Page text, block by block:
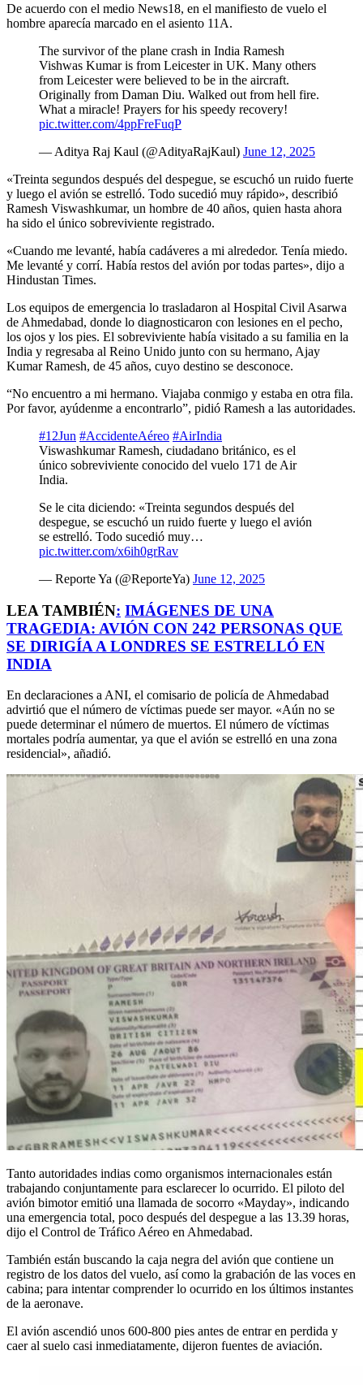
De acuerdo con el medio News18, en el manifiesto de vuelo el
hombre aparecía marcado en el asiento 11A.
The survivor of the plane crash in India Ramesh
Vishwas Kumar is from Leicester in UK. Many others
from Leicester were believed to be in the aircraft.
Originally from Daman Diu. Walked out from hell fire.
What a miracle! Prayers for his speedy recovery!
pic.twitter.com/4ppFreFuqP
— Aditya Raj Kaul (@AdityaRajKaul) June 12, 2025
«Treinta segundos después del despegue, se escuchó un ruido fuerte
y luego el avión se estrelló. Todo sucedió muy rápido», describió
Ramesh Viswashkumar, un hombre de 40 años, quien hasta ahora
ha sido el único sobreviviente registrado.
«Cuando me levanté, había cadáveres a mi alrededor. Tenía miedo.
Me levanté y corrí. Había restos del avión por todas partes», dijo a
Hindustan Times.
Los equipos de emergencia lo trasladaron al Hospital Civil Asarwa
de Ahmedabad, donde lo diagnosticaron con lesiones en el pecho,
los ojos y los pies. El sobreviviente había visitado a su familia en la
India y regresaba al Reino Unido junto con su hermano, Ajay
Kumar Ramesh, de 45 años, cuyo destino se desconoce.
“No encuentro a mi hermano. Viajaba conmigo y estaba en otra fila.
Por favor, ayúdenme a encontrarlo”, pidió Ramesh a las autoridades.
#12Jun #AccidenteAéreo #AirIndia
Viswashkumar Ramesh, ciudadano británico, es el
único sobreviviente conocido del vuelo 171 de Air
India.
Se le cita diciendo: «Treinta segundos después del
despegue, se escuchó un ruido fuerte y luego el avión
se estrelló. Todo sucedió muy…
pic.twitter.com/x6ih0grRav
— Reporte Ya (@ReporteYa) June 12, 2025
LEA TAMBIÉN: IMÁGENES DE UNA
TRAGEDIA: AVIÓN CON 242 PERSONAS QUE
SE DIRIGÍA A LONDRES SE ESTRELLÓ EN
INDIA
En declaraciones a ANI, el comisario de policía de Ahmedabad
advirtió que el número de víctimas puede ser mayor. «Aún no se
puede determinar el número de muertos. El número de víctimas
mortales podría aumentar, ya que el avión se estrelló en una zona
residencial», añadió.
Tanto autoridades indias como organismos internacionales están
trabajando conjuntamente para esclarecer lo ocurrido. El piloto del
avión bimotor emitió una llamada de socorro «Mayday», indicando
una emergencia total, poco después del despegue a las 13.39 horas,
dijo el Control de Tráfico Aéreo en Ahmedabad.
También están buscando la caja negra del avión que contiene un
registro de los datos del vuelo, así como la grabación de las voces en
cabina; para intentar comprender lo ocurrido en los últimos instantes
de la aeronave.
El avión ascendió unos 600-800 pies antes de entrar en perdida y
caer al suelo casi inmediatamente, dijeron fuentes de aviación.